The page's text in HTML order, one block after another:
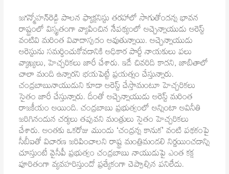
జగన్మోహన్‌రెడ్డి పాలన ఫ్యాక్షనిస్టు తరహాలో సాగుతోందన్న భావన
రాష్ట్రంలో విస్తృతంగా వ్యాపించిన నేపథ్యంలో అచ్చెన్నాయుడు అరెస్ట్‌
వంటివి మరింత వివాదాస్పదం అవుతున్నాయి. అచ్చెన్నాయుడు
అరెస్టును సమర్థించుకోవడానికి అధికార పార్టీ నాయకులు పలు
వ్యాఖ్యలు, హెచ్చరికలు జారీ చేశారు. ఇదే చివరిది కాదని, జాబితాలో
చాలా మంది ఉన్నారని భయపెట్టే ప్రయత్నం చేస్తున్నారు.
చంద్రబాబునాయుడుని కూడా అరెస్ట్‌ చేస్తామంటూ హెచ్చరికలు
సైతం జారీ చేస్తున్నారు. దీంతో అచ్చెన్నాయుడు అరెస్ట్‌ మరింత
రాజకీయం అయింది. చంద్రబాబు ప్రభుత్వంలో అన్నింటా అవినీతి
జరిగినందున చర్యలు తప్పవని మంత్రులు సైతం హెచ్చరికలు
చేశారు. అంతకు ఒకరోజు ముందు ‘చంద్రన్న కానుక’ వంటి పథకంపై
సీబీఐతో విచారణ జరిపించాలని రాష్ట్ర మంత్రిమండలి నిర్ణయించడాన్ని
చూస్తుంటే వైసీపీ ప్రభుత్వం చంద్రబాబు నాయుడుపై ఎంత కక్ష
పూరితంగా వ్యవహరిస్తుందో ప్రత్యేకంగా చెప్పాల్సిన పనిలేదు.